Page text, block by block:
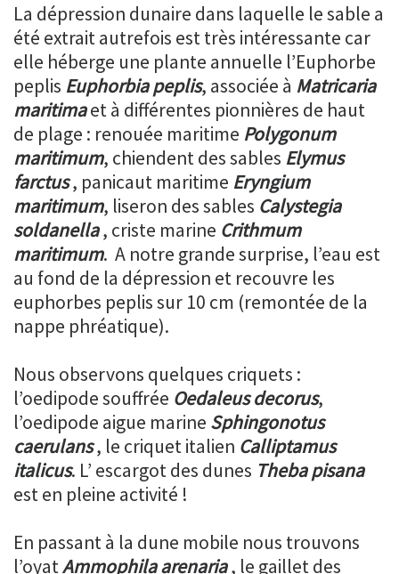
La dépression dunaire dans laquelle le sable a
été extrait autrefois est très intéressante car
elle héberge une plante annuelle l’Euphorbe
peplis Euphorbia peplis, associée à Matricaria
maritimaet à différentes pionnières de haut
de plage : renouée maritime Polygonum
maritimum, chiendent des sables Elymus
farctus, panicaut maritime Eryngium
maritimum, liseron des sables Calystegia
soldanella, criste marine Crithmum
maritimum. A notre grande surprise, l’eau est
au fond de la dépression et recouvre les
euphorbes peplis sur 10 cm (remontée de la
nappe phréatique).
Nous observons quelques criquets :
l’oedipode souffrée Oedaleus decorus,
l’oedipode aigue marine Sphingonotus
caerulans, le criquet italien Calliptamus
italicus. L’ escargot des dunes Theba pisana
est en pleine activité !
En passant à la dune mobile nous trouvons
l’oyatAmmophila arenaria, le gaillet des